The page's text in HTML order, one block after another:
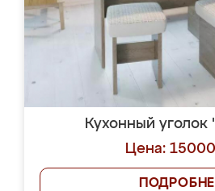
Кухонный уголок
Цена: